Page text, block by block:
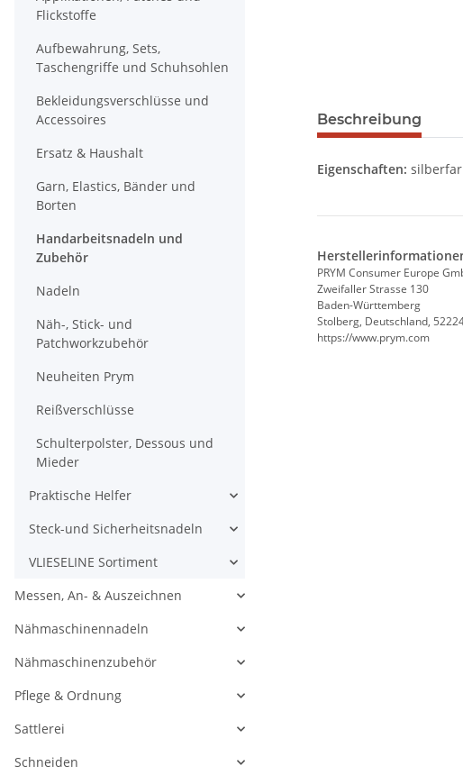
Beschreibung
Eigenschaften:
PRYM Consumer Europe
Zweifaller Strasse 130
Baden-Württemberg
Stolberg, Deutschland,
https://www.prym.com
Flickstoffe
Aufbewahrung, Sets,
Taschengriffe und Schuhsohlen
Bekleidungsverschlüsse und
Accessoires
Ersatz & Haushalt
Garn, Elastics, Bänder und
Borten
Handarbeitsnadeln und
Zubehör
Nadeln
Näh-, Stick- und
Patchworkzubehör
Neuheiten Prym
Reißverschlüsse
Schulterpolster, Dessous und
Mieder
Praktische Helfer
Steck-und Sicherheitsnadeln
VLIESELINE Sortiment
Messen, An- & Auszeichnen
Nähmaschinennadeln
Nähmaschinenzubehör
Pflege & Ordnung
Sattlerei
Schneiden